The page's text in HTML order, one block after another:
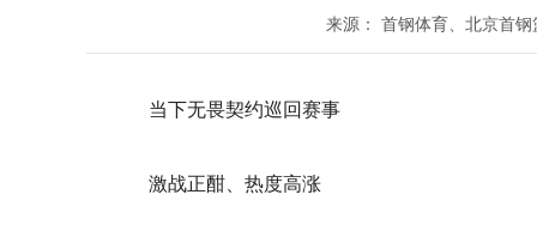
来源： 首钢体育、北京首
当下无畏契约巡回赛事
激战正酣、热度高涨